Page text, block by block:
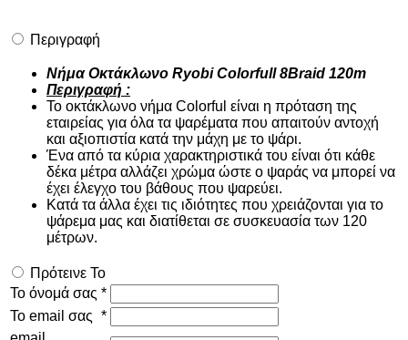
Περιγραφή
Νήμα Οκτάκλωνο Ryobi Colorfull 8Braid 120m
Περιγραφή :
Το οκτάκλωνο νήμα Colorful είναι η πρόταση της
εταιρείας για όλα τα ψαρέματα που απαιτούν αντοχή
και αξιοπιστία κατά την μάχη με το ψάρι.
Ένα από τα κύρια χαρακτηριστικά του είναι ότι κάθε
δέκα μέτρα αλλάζει χρώμα ώστε ο ψαράς να μπορεί να
έχει έλεγχο του βάθους που ψαρεύει.
Κατά τα άλλα έχει τις ιδιότητες που χρειάζονται για το
ψάρεμα μας και διατίθεται σε συσκευασία των 120
μέτρων.
Πρότεινε Το
Το όνομά σας *
Το email σας *